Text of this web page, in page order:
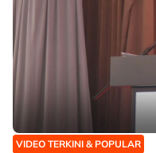
VIDEO TERKINI & POPULAR